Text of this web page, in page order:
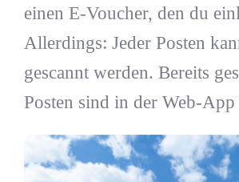
einen E-Voucher, den du
Allerdings: Jeder Posten
gescannt werden. Bereits
Posten sind in der Web-